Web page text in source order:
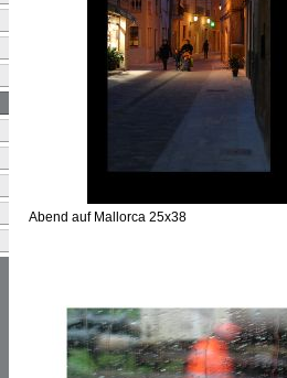
Abend auf Mallorca 25x38